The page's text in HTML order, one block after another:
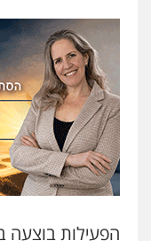
פלילי
גיל
הפעילות בוצעה